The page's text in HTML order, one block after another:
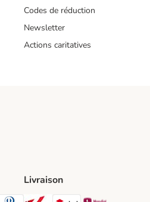
Codes de réduction
Newsletter
Actions caritatives
Livraison